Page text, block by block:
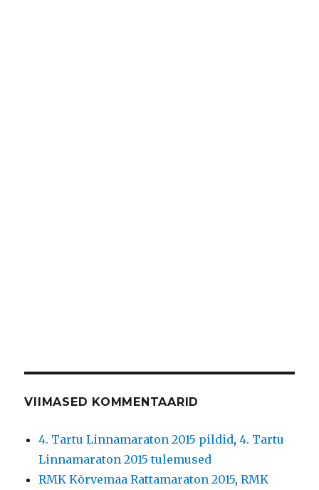
VIIMASED KOMMENTAARID
4. Tartu Linnamaraton 2015 pildid,4. Tartu
Linnamaraton 2015 tulemused
RMK Kõrvemaa Rattamaraton 2015,RMK